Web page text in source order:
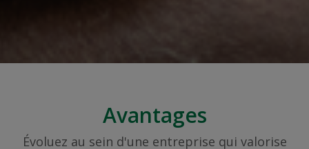
Avantages
Évoluez au sein d'une entreprise qui valorise